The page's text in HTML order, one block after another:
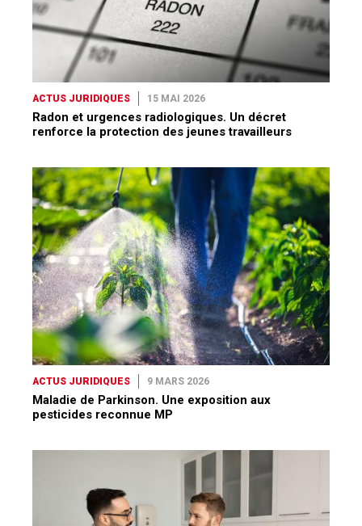
ACTUS JURIDIQUES 15 MAI 2026
Radon et urgences radiologiques. Un décret
renforce la protection des jeunes travailleurs
ACTUS JURIDIQUES 9 MARS 2026
Maladie de Parkinson. Une exposition aux
pesticides reconnue MP